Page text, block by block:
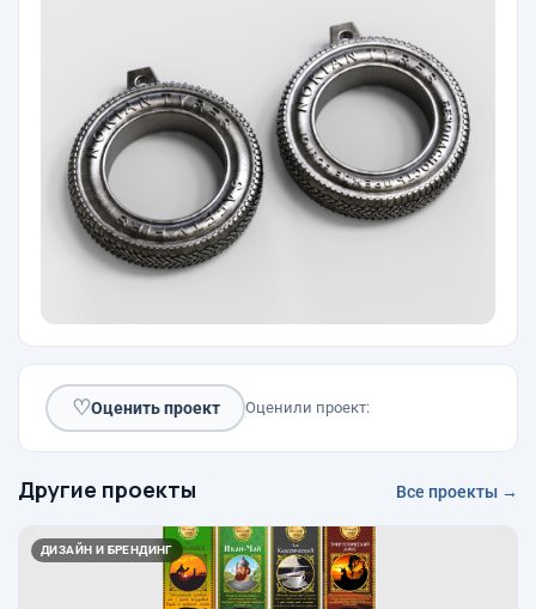
♡Оценить проект Оценили проект:
Другие проекты Все проекты →
ДИЗАЙН И БРЕНДИНГ